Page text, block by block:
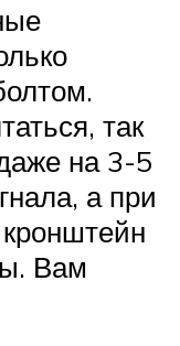
так
на 3-5
а при
Вам